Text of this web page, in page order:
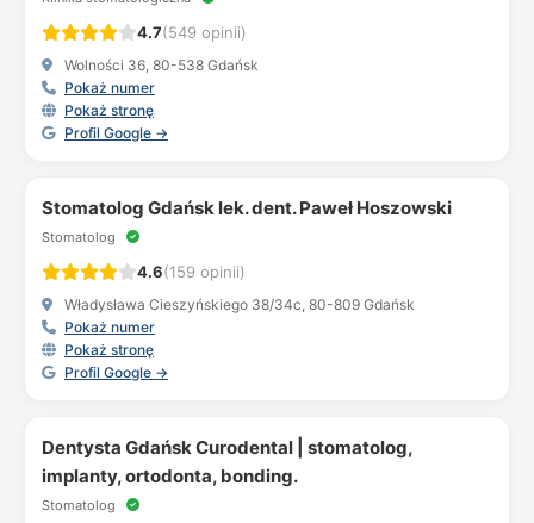
4.7(549 opinii)
Wolności 36, 80-538 Gdańsk
Pokaż numer
Pokaż stronę
Profil Google →
Stomatolog Gdańsk lek. dent. Paweł Hoszowski
Stomatolog
4.6(159 opinii)
Władysława Cieszyńskiego 38/34c, 80-809 Gdańsk
Pokaż numer
Pokaż stronę
Profil Google →
Dentysta Gdańsk Curodental | stomatolog,
implanty, ortodonta, bonding.
Stomatolog